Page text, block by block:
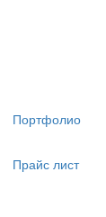
Портфолио
Прайс лист